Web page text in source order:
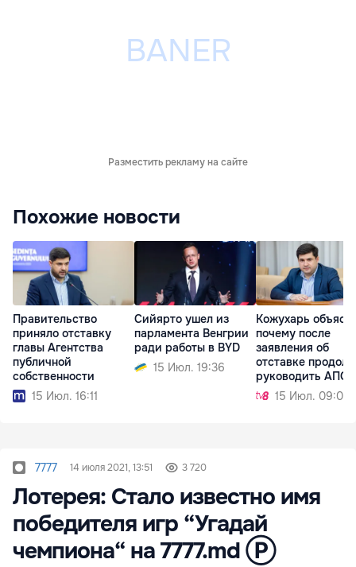
Разместить рекламу на сайте
Похожие новости
Правительство
приняло отставку
главы Агентства
публичной
собственности
15 Июл. 16:11
Сийярто ушел из
парламента Венгрии
ради работы в BYD
15 Июл. 19:36
Кожухарь
почему после
заявления об
отставке
руководить АПС
15 Июл. 09:01
7777 14 июля 2021, 13:51 3 720
Лотерея: Стало известно имя
победителя игр “Угадай
чемпиона“ на 7777.md Ⓟ